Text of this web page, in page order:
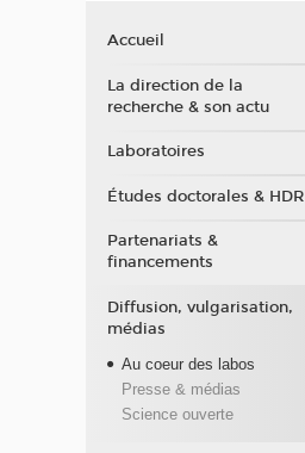
Accueil
La direction de la
recherche & son actu
Laboratoires
Études doctorales & HDR
Partenariats &
financements
Diffusion, vulgarisation,
médias
Au coeur des labos
Presse & médias
Science ouverte